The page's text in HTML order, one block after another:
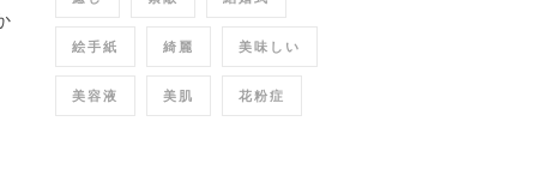
絵手紙 綺麗 美味しい
美容液 美肌 花粉症